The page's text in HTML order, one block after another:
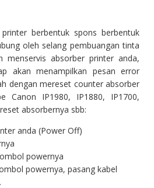
berbentuk spons berbentuk
oleh selang pembuangan tinta
menservis absorber printer anda,
akan menampilkan pesan error
dengan mereset counter absorber
Canon IP1980, IP1880, IP1700,
absorbernya sbb:
anda (Power Off)
powernya
powernya, pasang kabel